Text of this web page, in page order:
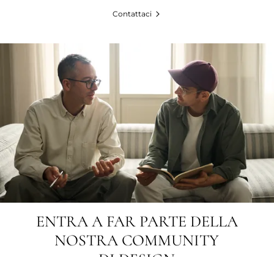
Contattaci
ENTRA A FAR PARTE DELLA
NOSTRA COMMUNITY